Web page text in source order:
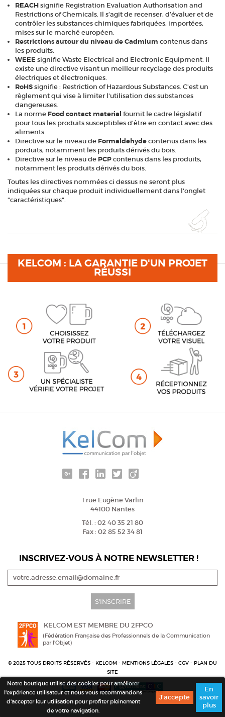
Notre boutique utilise des cookies pour améliorer
l'expérience utilisateur et nous vous recommandons
d'accepter leur utilisation pour profiter pleinement
de votre navigation.
En
savoir
plus
REACHsignifie Registration Evaluation Authorisation and
Restrictions of Chemicals. Il s’agit de recenser, d’évaluer et de
contrôler les substances chimiques fabriquées, importées,
mises sur le marché européen.
Restrictions autour du niveau de Cadmium contenus dans
les produits.
WEEE signifie Waste Electrical and Electronic Equipment. Il
existe une directive visant un meilleur recyclage des produits
électriques et électroniques.
RoHSsignifie : Restriction of Hazardous Substances. C'est un
règlement qui vise à limiter l'utilisation des substances
dangereuses.
La norme Food contact material fournit le cadre législatif
pour tous les produits susceptibles d'être en contact avec des
aliments.
Directive sur le niveau de Formaldehydecontenus dans les
porduits, notamment les produits dérivés du bois.
Directive sur le niveau de PCPcontenus dans les produits,
notamment les produits dérivés du bois.
Toutes les directives nommées ci dessus ne seront plus
indiquées sur chaque produit individuellement dans l'onglet
"caractéristiques".
KELCOM : LA GARANTIE D'UN PROJET
RÉUSSI
1 rue Eugène Varlin
44100 Nantes
Tél. : 02 40 35 21 80
Fax : 02 85 52 34 81
INSCRIVEZ-VOUS À NOTRE NEWSLETTER !
S'INSCRIRE
KELCOM EST MEMBRE DU 2FPCO
(Fédération Française des Professionnels de la Communication
par l'Objet)
© 2025 TOUS DROITS RÉSERVÉS - KELCOM - MENTIONS LÉGALES - CGV - PLAN DU
SITE